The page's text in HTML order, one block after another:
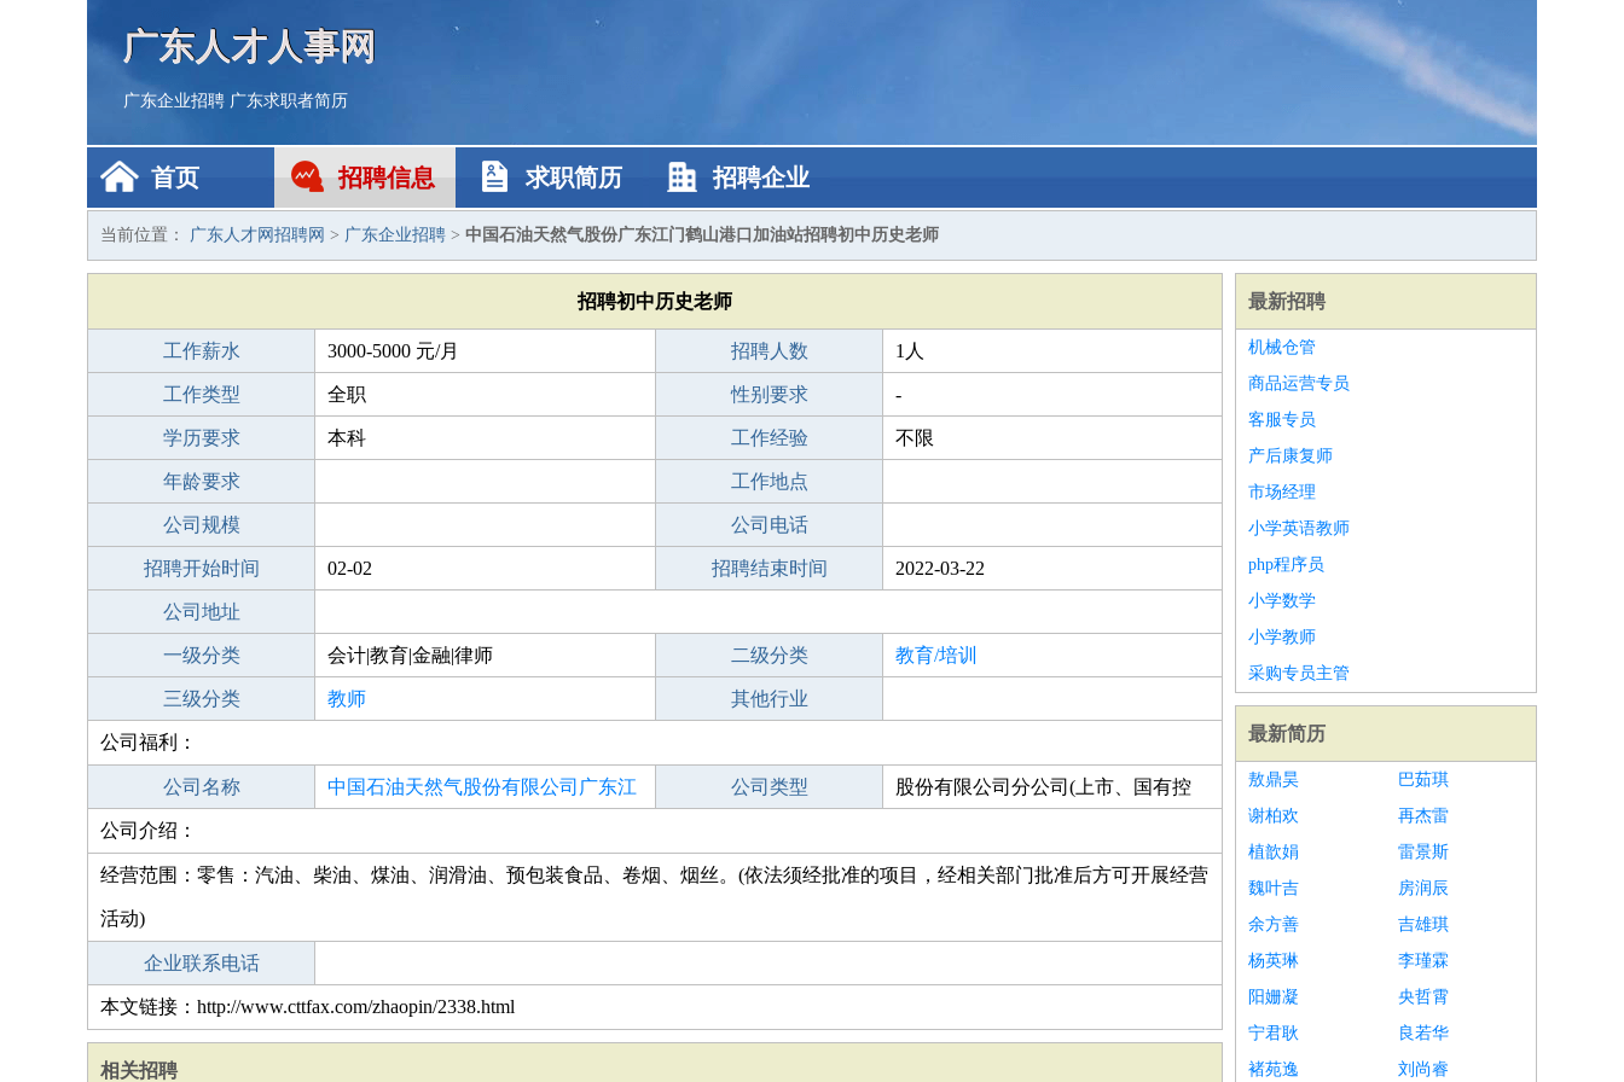
广东人才人事网
广东企业招聘 广东求职者简历
首页 招聘信息 求职简历 招聘企业
当前位置： 广东人才网招聘网 > 广东企业招聘 > 中国石油天然气股份广东江门鹤山港口加油站招聘初中历史老师
招聘初中历史老师
工作薪水 3000-5000 元/月 招聘人数 1人
工作类型 全职 性别要求 -
学历要求 本科 工作经验 不限
年龄要求 工作地点
公司规模 公司电话
招聘开始时间 02-02 招聘结束时间 2022-03-22
公司地址
一级分类 会计|教育|金融|律师 二级分类 教育/培训
三级分类 教师 其他行业
公司福利：
公司名称 中国石油天然气股份有限公司广东江 公司类型 股份有限公司分公司(上市、国有控
公司介绍：
经营范围：零售：汽油、柴油、煤油、润滑油、预包装食品、卷烟、烟丝。(依法须经批准的项目，经相关部门批准后方可开展经营
活动)
企业联系电话
本文链接：http://www.cttfax.com/zhaopin/2338.html
相关招聘
最新招聘
机械仓管
商品运营专员
客服专员
产后康复师
市场经理
小学英语教师
php程序员
小学数学
小学教师
采购专员主管
最新简历
敖鼎昊
巴茹琪
谢柏欢
再杰雷
植歆娟
雷景斯
魏叶吉
房润辰
余方善
吉雄琪
杨英琳
李瑾霖
阳姗凝
央哲霄
宁君耿
良若华
褚苑逸
刘尚睿